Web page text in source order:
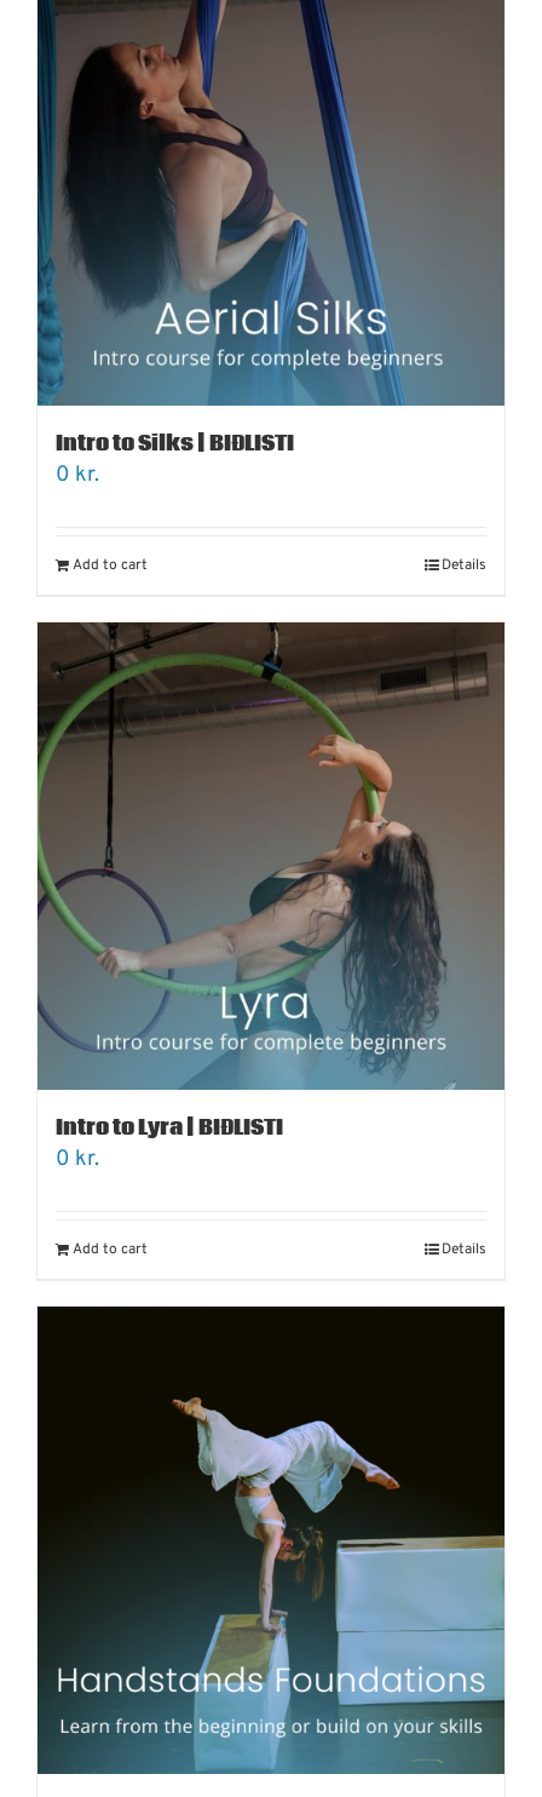
Intro to Silks | BIÐLISTI
0 kr.
Add to cart Details
Intro to Lyra | BIÐLISTI
0 kr.
Add to cart Details